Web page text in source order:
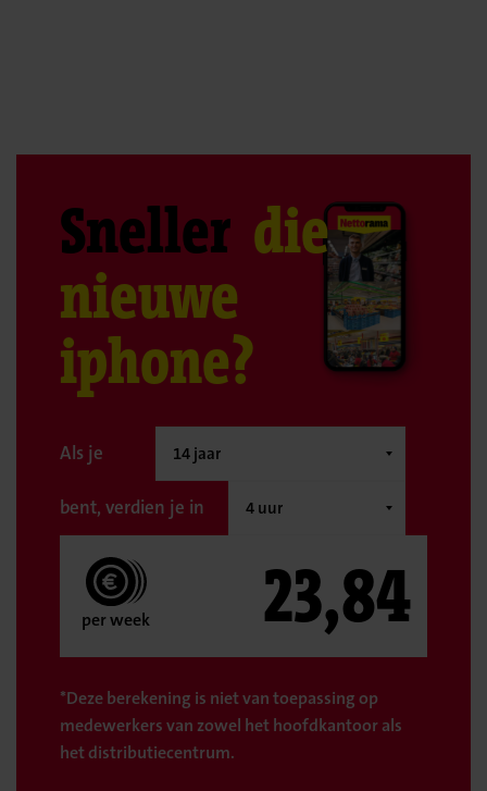
Sneller die
nieuwe
iphone?
Als je
bent, verdien je in
per week 23,84
*Deze berekening is niet van toepassing op
medewerkers van zowel het hoofdkantoor als
het distributiecentrum.